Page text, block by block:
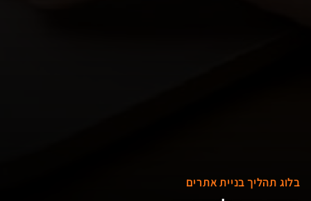
בלוג תהליך בניית אתרים